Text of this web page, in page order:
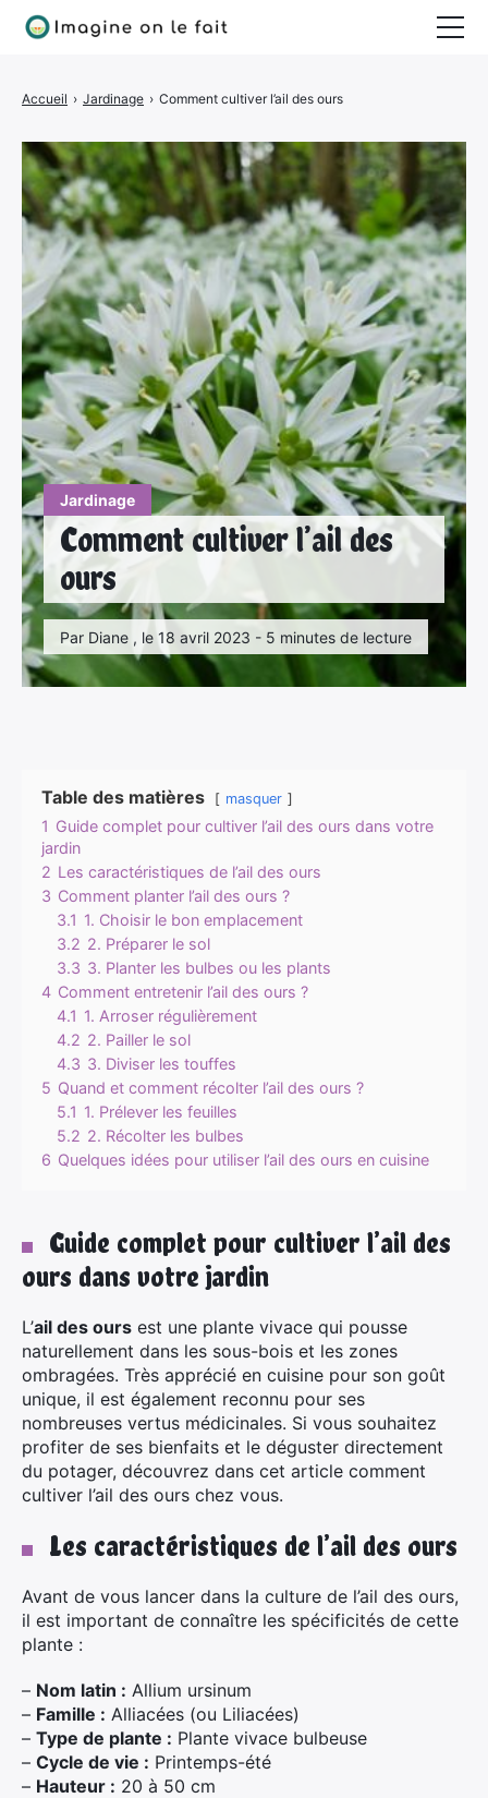
Jardinage
Comment cultiver l’ail des
ours
Par Diane , le 18 avril 2023 - 5 minutes de lecture
Accueil › Jardinage › Comment cultiver l’ail des ours
Table des matières masquer
1 Guide complet pour cultiver l’ail des ours dans votre
jardin
2 Les caractéristiques de l’ail des ours
3 Comment planter l’ail des ours ?
3.1 1. Choisir le bon emplacement
3.2 2. Préparer le sol
3.3 3. Planter les bulbes ou les plants
4 Comment entretenir l’ail des ours ?
4.1 1. Arroser régulièrement
4.2 2. Pailler le sol
4.3 3. Diviser les touffes
5 Quand et comment récolter l’ail des ours ?
5.1 1. Prélever les feuilles
5.2 2. Récolter les bulbes
6 Quelques idées pour utiliser l’ail des ours en cuisine
Guide complet pour cultiver l’ail des
ours dans votre jardin
L’ail des ours est une plante vivace qui pousse
naturellement dans les sous-bois et les zones
ombragées. Très apprécié en cuisine pour son goût
unique, il est également reconnu pour ses
nombreuses vertus médicinales. Si vous souhaitez
profiter de ses bienfaits et le déguster directement
du potager, découvrez dans cet article comment
cultiver l’ail des ours chez vous.
Les caractéristiques de l’ail des ours
Avant de vous lancer dans la culture de l’ail des ours,
il est important de connaître les spécificités de cette
plante :
– Nom latin : Allium ursinum
– Famille : Alliacées (ou Liliacées)
– Type de plante : Plante vivace bulbeuse
– Cycle de vie : Printemps-été
– Hauteur : 20 à 50 cm
Déco
Quotidien